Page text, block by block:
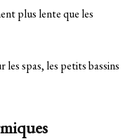
plus lente que les
spas, les petits bassins